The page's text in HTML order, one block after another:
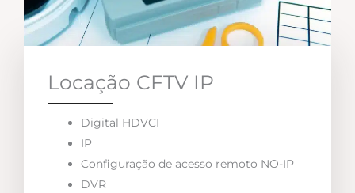
Locação CFTV IP
Digital HDVCI
IP
Configuração de acesso remoto NO-IP
DVR